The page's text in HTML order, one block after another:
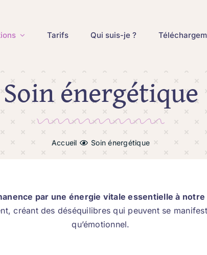
Tarifs Qui suis-je ?
Soin énergétique
Accueil Soin énergétique
par une énergie vitale essentielle à
créant des déséquilibres qui peuvent se
qu’émotionnel.